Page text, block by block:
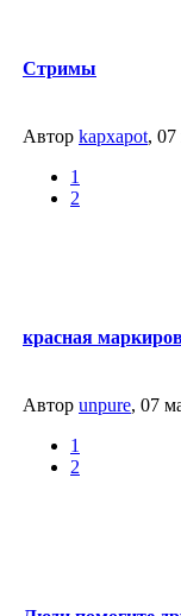
Стримы
Автор kapxapot, 07
1
2
красная
Автор unpure, 07
1
2